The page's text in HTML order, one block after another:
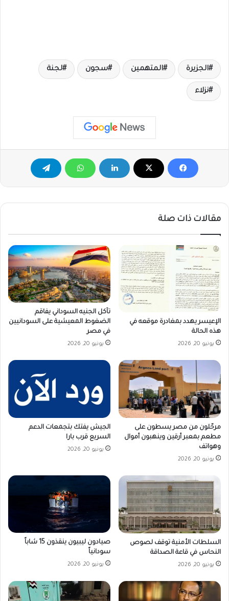
الجزيرة المتهمين سجون لجنة
نزلاء
مقالات ذات صلة
الإعيسر يهدد بمغادرة موقعه في
هذه الحالة
يونيو 20, 2026
تآكل الجنيه السوداني يفاقم
الضغوط المعيشية على السودانيين
في مصر
يونيو 20, 2026
مرحّلون من مصر يسطون على
مطعم بمعبر أرقين وينهبون أموال
وهواتف
يونيو 20, 2026
الجيش يفتك بتجمعات الدعم
السريع قرب بارا
يونيو 20, 2026
السلطات الأمنية توقف لصوص
النحاس في قاعة الصداقة
يونيو 20, 2026
صيادون ليبيون ينقذون 15 شاباً
سودانياً
يونيو 20, 2026